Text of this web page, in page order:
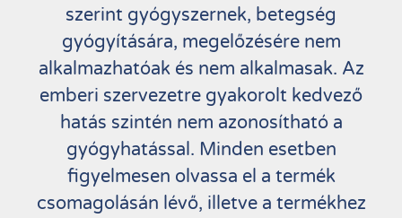
szerint gyógyszernek, betegség
gyógyítására, megelőzésére nem
alkalmazhatóak és nem alkalmasak. Az
emberi szervezetre gyakorolt kedvező
hatás szintén nem azonosítható a
gyógyhatással. Minden esetben
figyelmesen olvassa el a termék
csomagolásán lévő, illetve a termékhez